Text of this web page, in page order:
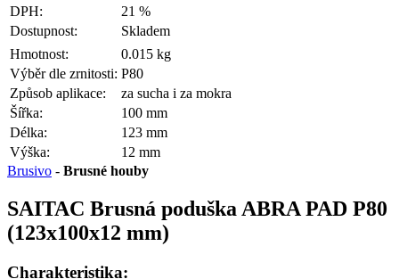
DPH:
21 %
Dostupnost:
Skladem
Hmotnost:
0.015 kg
Výběr dle zrnitosti: P80
Způsob aplikace:
za sucha i za mokra
Šířka:
100 mm
Délka:
123 mm
Výška:
12 mm
Brusivo - Brusné houby
SAITAC Brusná poduška ABRA PAD P80
(123x100x12 mm)
Charakteristika: